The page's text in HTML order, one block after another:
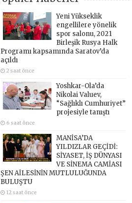
Yeni Yükseklik
engellilere yönelik
spor salonu, 2021
Birleşik Rusya Halk
Programı kapsamında Saratov’da
açıldı
2 saat önce
Yoshkar-Ola’da
Nikolai Valuev,
“Sağlıklı Cumhuriyet”
projesiyle tanıştı
6 saat önce
MANİSA’DA
YILDIZLAR GEÇİDİ:
SİYASET, İŞ DÜNYASI
VE SİNEMA CAMİASI
ŞEN AİLESİNİN MUTLULUĞUNDA
BULUŞTU
12 saat önce